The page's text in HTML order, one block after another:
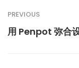
PREVIOUS
用 Penpot 弥合